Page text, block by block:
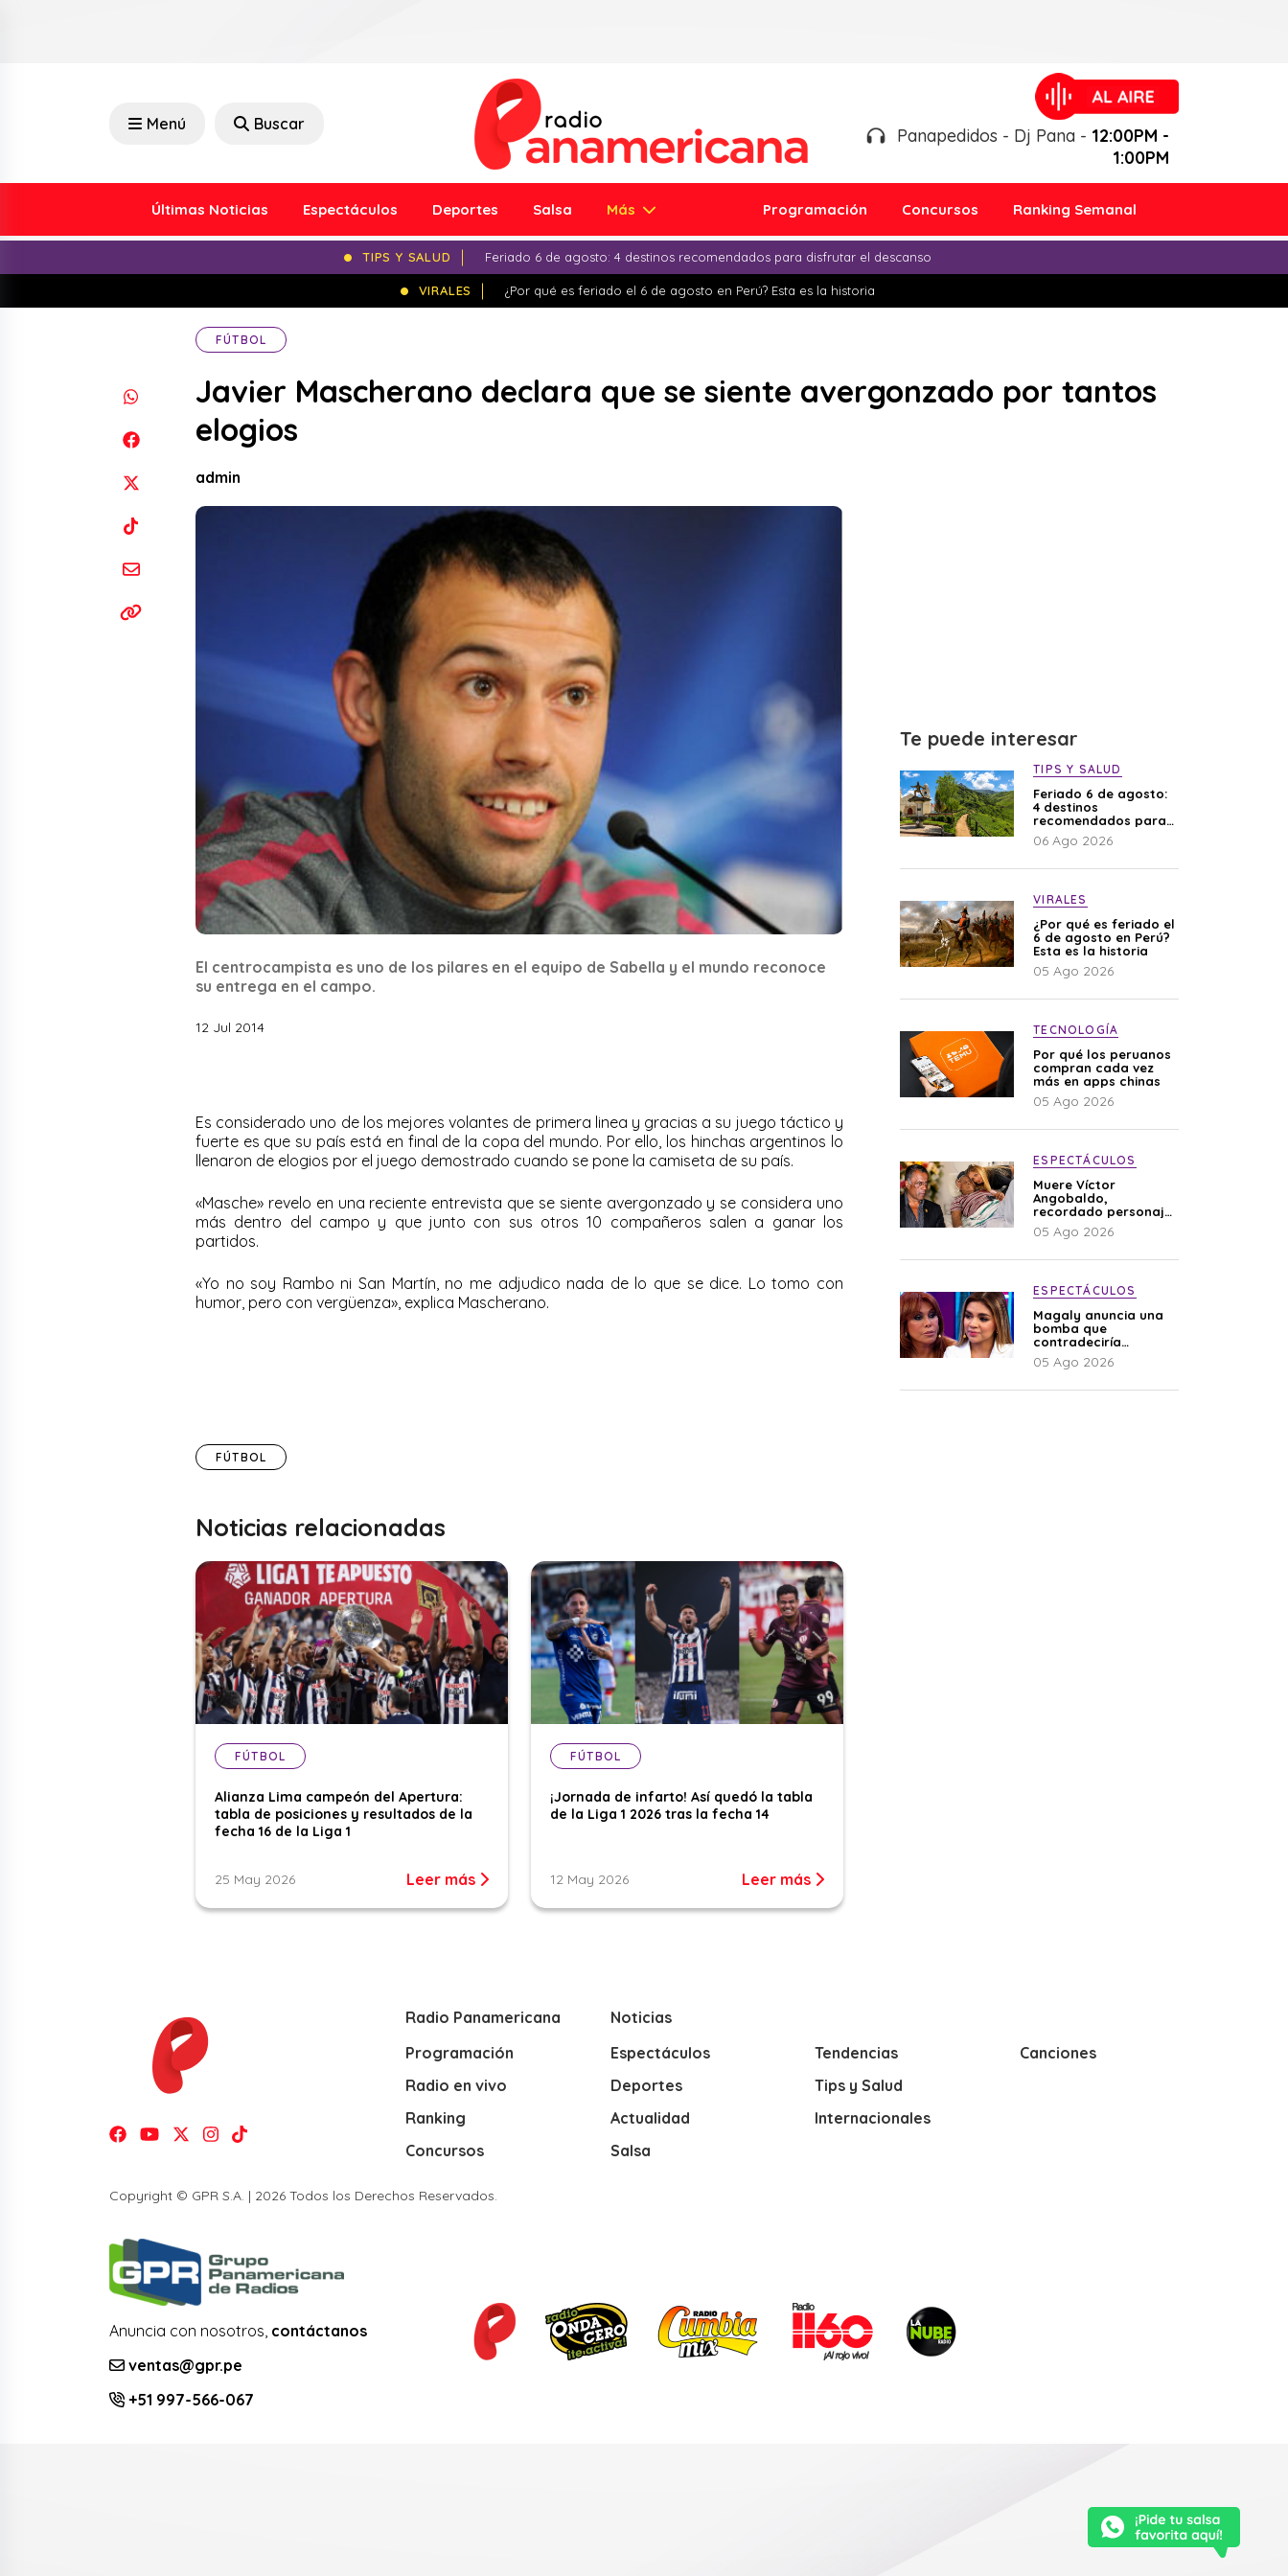
Menú Buscar
Panapedidos - Dj Pana - 12:00PM -
1:00PM
Últimas Noticias Espectáculos Deportes Salsa Más Programación Concursos Ranking Semanal
TIPS Y SALUD Feriado 6 de agosto: 4 destinos recomendados para disfrutar el descanso
VIRALES ¿Por qué es feriado el 6 de agosto en Perú? Esta es la historia
FÚTBOL
Javier Mascherano declara que se siente avergonzado por tantos
elogios
admin
El centrocampista es uno de los pilares en el equipo de Sabella y el mundo reconoce
su entrega en el campo.
12 Jul 2014
Es considerado uno de los mejores volantes de primera linea y gracias a su juego táctico y
fuerte es que su país está en final de la copa del mundo. Por ello, los hinchas argentinos lo
llenaron de elogios por el juego demostrado cuando se pone la camiseta de su país.
«Masche» revelo en una reciente entrevista que se siente avergonzado y se considera uno
más dentro del campo y que junto con sus otros 10 compañeros salen a ganar los
partidos.
«Yo no soy Rambo ni San Martín, no me adjudico nada de lo que se dice. Lo tomo con
humor, pero con vergüenza», explica Mascherano.
FÚTBOL
Noticias relacionadas
FÚTBOL
Alianza Lima campeón del Apertura:
tabla de posiciones y resultados de la
fecha 16 de la Liga 1
25 May 2026 Leer más
FÚTBOL
¡Jornada de infarto! Así quedó la tabla
de la Liga 1 2026 tras la fecha 14
12 May 2026 Leer más
Te puede interesar
TIPS Y SALUD
Feriado 6 de agosto:
4 destinos
recomendados para
disfrutar el descanso
06 Ago 2026
VIRALES
¿Por qué es feriado el
6 de agosto en Perú?
Esta es la historia
05 Ago 2026
TECNOLOGÍA
Por qué los peruanos
compran cada vez
más en apps chinas
05 Ago 2026
ESPECTÁCULOS
Muere Víctor
Angobaldo,
recordado personaje
de la farándula y
expareja de Shirley
05 Ago 2026
ESPECTÁCULOS
Magaly anuncia una
bomba que
contradeciría
comunicado de La
Bella Luz: “Hay un
05 Ago 2026
Radio Panamericana
Programación
Radio en vivo
Ranking
Concursos
Noticias
Espectáculos
Deportes
Actualidad
Salsa
Tendencias
Tips y Salud
Internacionales
Canciones
Copyright © GPR S.A. | 2026 Todos los Derechos Reservados.
Anuncia con nosotros, contáctanos
ventas@gpr.pe
+51 997-566-067